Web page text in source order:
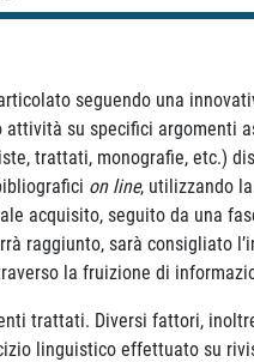
seguendo una
su specifici argomenti
trattati, monografie, etc.)
on line, utilizzando
acquisito, seguito da una
raggiunto, sarà consigliato
la fruizione di
trattati. Diversi fattori,
linguistico effettuato su